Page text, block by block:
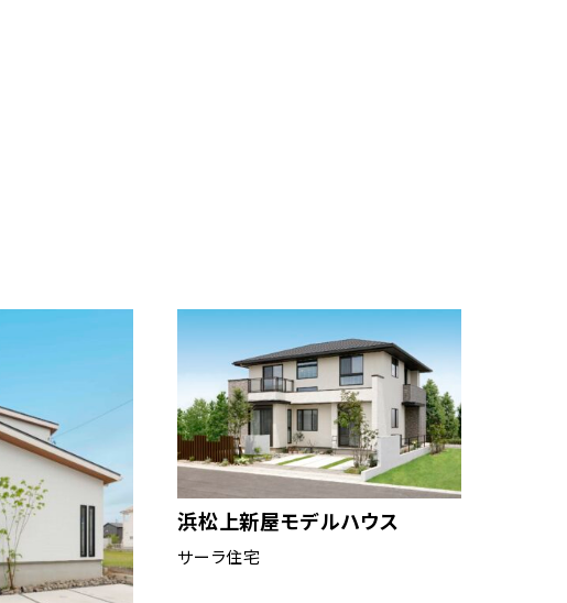
浜松上新屋モデルハウス
サーラ住宅